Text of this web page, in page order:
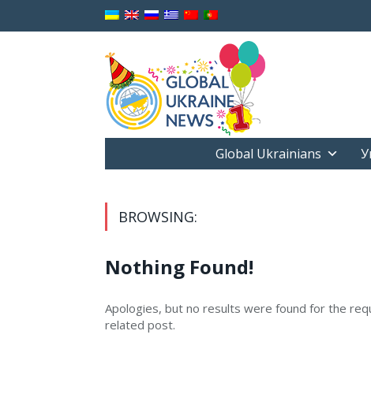
Global Ukrainians
BROWSING:
Nothing Found!
Apologies, but no results were found for the
related post.